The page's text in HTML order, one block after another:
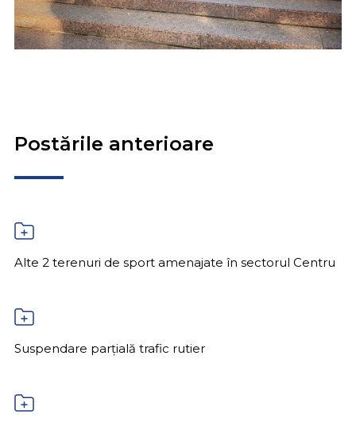
Postările anterioare
Alte 2 terenuri de sport amenajate în sectorul Centru
Suspendare parțială trafic rutier